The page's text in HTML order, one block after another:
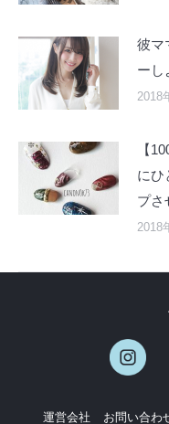
彼マ
ーし
2018
【
にひ
プさ
2018
運営会社 お問い合わ